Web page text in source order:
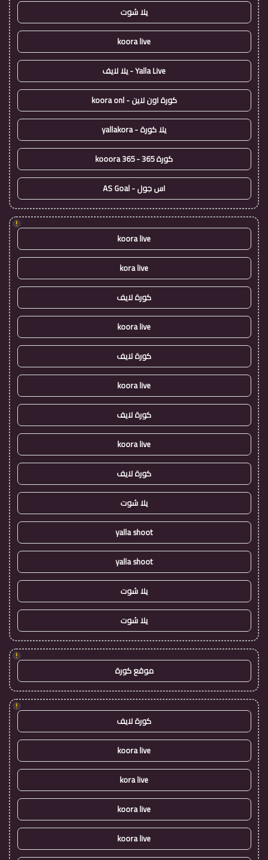
يلا شوت
koora live
Yalla Live - يلا لايف
كورة اون لاين - koora onl
يلا كورة - yallakora
كورة 365 - kooora 365
اس جول - AS Goal
!
koora live
kora live
كورة لايف
koora live
كورة لايف
koora live
كورة لايف
koora live
كورة لايف
يلا شوت
yalla shoot
yalla shoot
يلا شوت
يلا شوت
!
موقع كورة
!
كورة لايف
koora live
kora live
koora live
koora live